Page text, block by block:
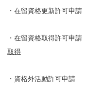
・在留資格更新許可申請
・在留資格取得許可申
取得
・資格外活動許可申請